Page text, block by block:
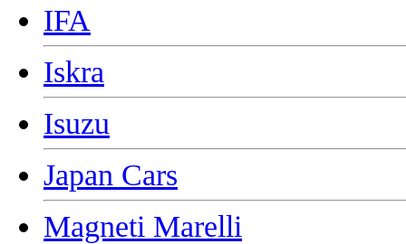
IFA
Iskra
Isuzu
Japan Cars
Magneti Marelli